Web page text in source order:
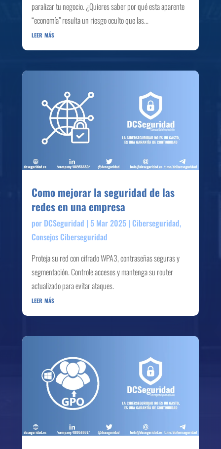
paralizar tu negocio. ¿Quieres saber por qué esta aparente
“economía” resulta un riesgo oculto que las...
leer más
Como mejorar la seguridad de las
redes en una empresa
por DCSeguridad | 5 Mar 2025| Ciberseguridad,
Consejos Ciberseguridad
Proteja su red con cifrado WPA3, contraseñas seguras y
segmentación. Controle accesos y mantenga su router
actualizado para evitar ataques.
leer más